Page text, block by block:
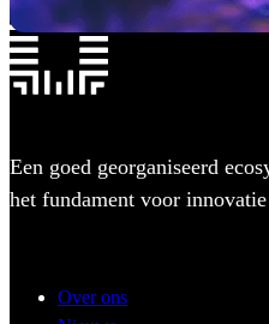
Een goed georganiseerd
het fundament voor
Over ons